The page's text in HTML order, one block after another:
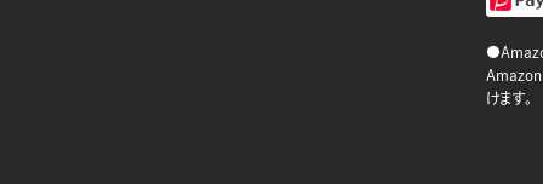
けます。